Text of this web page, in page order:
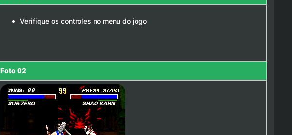
Verifique os controles no menu do jogo
Foto 02